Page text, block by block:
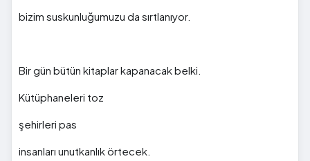
bizim suskunluğumuzu da sırtlanıyor.
Bir gün bütün kitaplar kapanacak belki.
Kütüphaneleri toz
şehirleri pas
insanları unutkanlık örtecek.